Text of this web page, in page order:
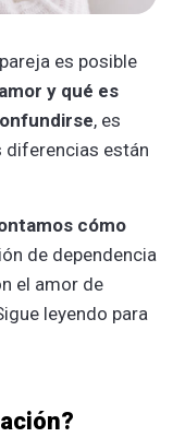
es posible
y qué es
, es
diferencias están
cómo
de dependencia
el amor de
leyendo para